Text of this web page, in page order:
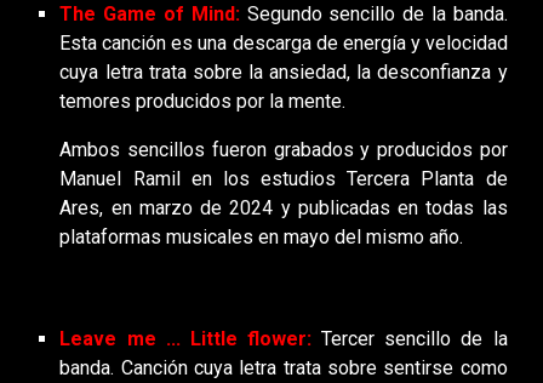
The Game of Mind: Segundo sencillo de la banda.
Esta canción es una descarga de energía y velocidad
cuya letra trata sobre la ansiedad, la desconfianza y
temores producidos por la mente.
Ambos sencillos fueron grabados y producidos por
Manuel Ramil en los estudios Tercera Planta de
Ares, en marzo de 2024 y publicadas en todas las
plataformas musicales en mayo del mismo año.
Leave me ... Little flower: Tercer sencillo de la
banda. Canción cuya letra trata sobre sentirse como